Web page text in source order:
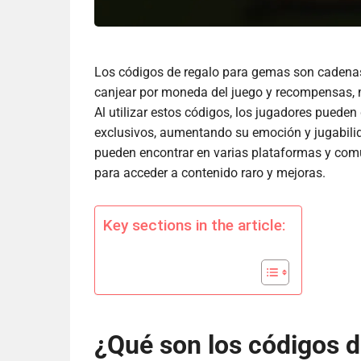
Los códigos de regalo para gemas son
canjear por moneda del juego y
Al utilizar estos códigos, los jugadores
exclusivos, aumentando su emoción y
pueden encontrar en varias plataformas y
para acceder a contenido raro y mejoras.
Key sections in the article:
¿Qué son los códigos